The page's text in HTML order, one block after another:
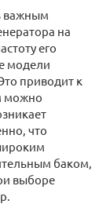
важным
на
его
модели
приводит к
можно
что
баком,
выборе